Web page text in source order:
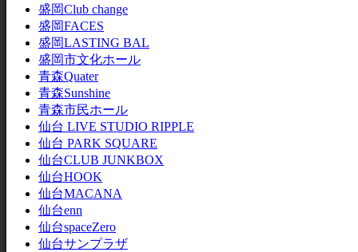
盛岡Club change
盛岡FACES
盛岡LASTING BAL
盛岡市文化ホール
青森Quater
青森Sunshine
青森市民ホール
仙台 LIVE STUDIO RIPPLE
仙台 PARK SQUARE
仙台CLUB JUNKBOX
仙台HOOK
仙台MACANA
仙台enn
仙台spaceZero
仙台サンプラザ